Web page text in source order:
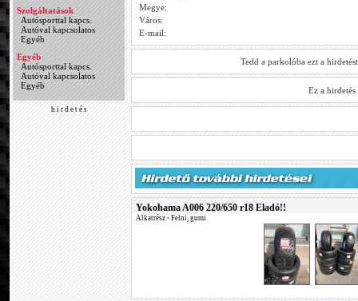
Szolgáltatások
Autósporttal kapcs.
Autóval kapcsolatos
Egyéb
Egyéb
Autósporttal kapcs.
Autóval kapcsolatos
Egyéb
h i r d e t é s
Megye:
Város:
E-mail:
Tedd a parkolóba ezt a
Ez a
Yokohama A006 220/650 r18 Eladó!!
Alkatrész • Felni, gumi